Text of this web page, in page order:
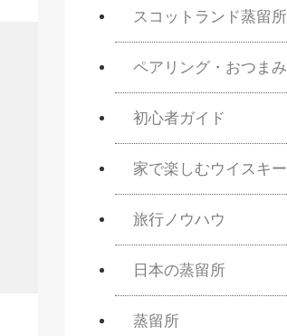
スコットランド蒸留所
ペアリング・おつまみ
初心者ガイド
家で楽しむウイスキー
旅行ノウハウ
日本の蒸留所
蒸留所